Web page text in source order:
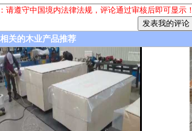
请遵守中国境内法律法规，评论通过审核后即可显示！
关的木业产品推荐